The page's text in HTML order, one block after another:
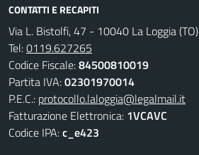
CONTATTI E RECAPITI
Via L. Bistolfi, 47 - 10040 La Loggia (TO)
Tel:0119.627265
Codice Fiscale:84500810019
Partita IVA:02301970014
P.E.C.: protocollo.laloggia@legalmail.it
Fatturazione Elettronica: 1VCAVC
Codice IPA:c_e423